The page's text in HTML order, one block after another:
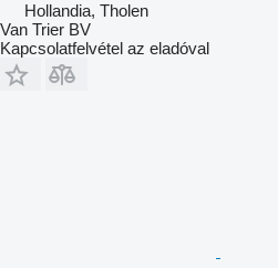
Hollandia, Tholen
Van Trier BV
Kapcsolatfelvétel az eladóval